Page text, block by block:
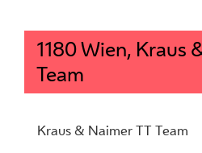
1180 Wien, Kraus
Team
Kraus & Naimer TT Team